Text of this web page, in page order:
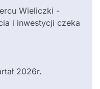
Wieliczki -
i inwestycji czeka
2026r.